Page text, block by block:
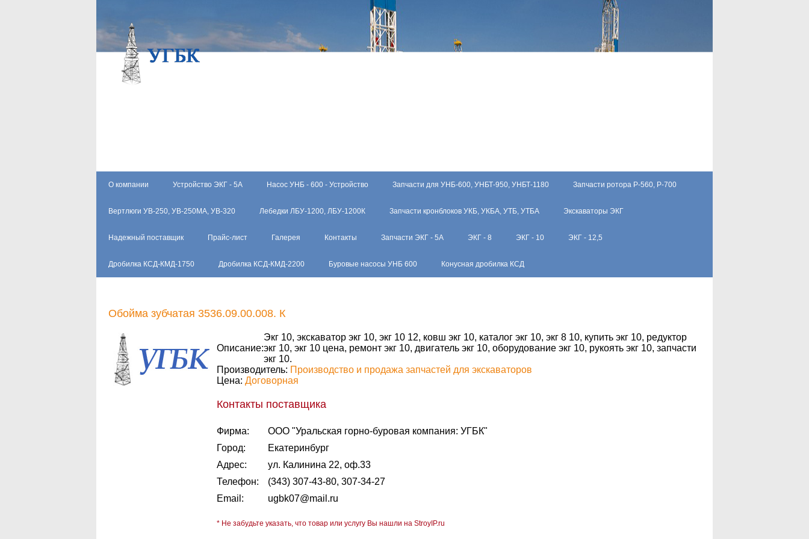
О компании Устройство ЭКГ - 5А Насос УНБ - 600 - Устройство Запчасти для УНБ-600, УНБТ-950, УНБТ-1180 Запчасти ротора Р-560, Р-700
Вертлюги УВ-250, УВ-250МА, УВ-320 Лебедки ЛБУ-1200, ЛБУ-1200К Запчасти кронблоков УКБ, УКБА, УТБ, УТБА Экскаваторы ЭКГ
Надежный поставщик Прайс-лист Галерея Контакты Запчасти ЭКГ - 5А ЭКГ - 8 ЭКГ - 10 ЭКГ - 12,5
Дробилка КСД-КМД-1750 Дробилка КСД-КМД-2200 Буровые насосы УНБ 600 Конусная дробилка КСД
Обойма зубчатая 3536.09.00.008. К
Описание:
Экг 10, экскаватор экг 10, экг 10 12, ковш экг 10, каталог экг 10, экг 8 10, купить экг 10, редуктор
экг 10, экг 10 цена, ремонт экг 10, двигатель экг 10, оборудование экг 10, рукоять экг 10, запчасти
экг 10.
Производитель: Производство и продажа запчастей для экскаваторов
Цена: Договорная
Контакты поставщика
Фирма:
ООО "Уральская горно-буровая компания: УГБК"
Город:
Екатеринбург
Адрес:
ул. Калинина 22, оф.33
Телефон:
(343) 307-43-80, 307-34-27
Email:
ugbk07@mail.ru
* Не забудьте указать, что товар или услугу Вы нашли на StroyIP.ru